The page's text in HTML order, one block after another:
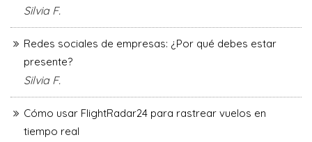
Silvia F.
Redes sociales de empresas: ¿Por qué debes estar
presente?
Silvia F.
Cómo usar FlightRadar24 para rastrear vuelos en
tiempo real